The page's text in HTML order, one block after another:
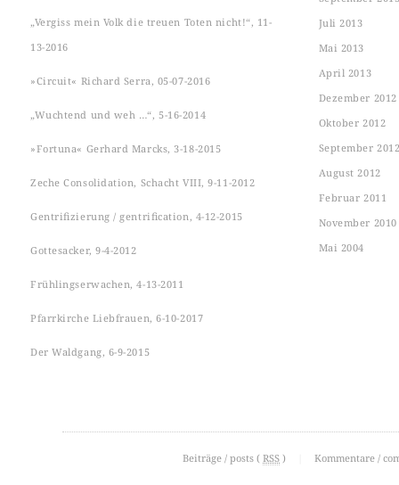
„Vergiss mein Volk die treuen Toten nicht!“, 11-
13-2016
»Circuit« Richard Serra, 05-07-2016
„Wuchtend und weh …“, 5-16-2014
»Fortuna« Gerhard Marcks, 3-18-2015
Zeche Consolidation, Schacht VIII, 9-11-2012
Gentrifizierung / gentrification, 4-12-2015
Gottesacker, 9-4-2012
Frühlingserwachen, 4-13-2011
Pfarrkirche Liebfrauen, 6-10-2017
Der Waldgang, 6-9-2015
Juli 2013
Mai 2013
April 2013
Dezember 2012
Oktober 2012
September
August 2012
Februar 2011
November 2010
Mai 2004
Beiträge / posts ( RSS ) Kommentare /